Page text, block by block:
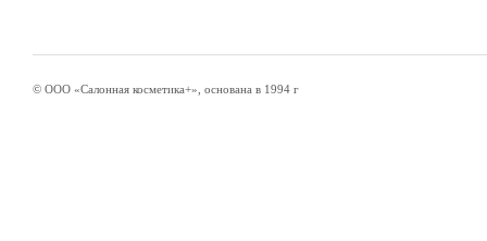
© ООО «Салонная косметика+», основана в 1994 г